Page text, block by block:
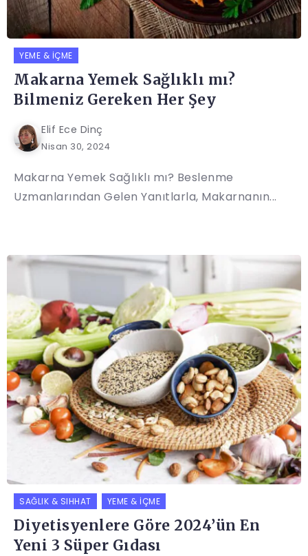
YEME & İÇME
Makarna Yemek Sağlıklı mı?
Bilmeniz Gereken Her Şey
Elif Ece Dinç
Nisan 30, 2024
Makarna Yemek Sağlıklı mı? Beslenme
Uzmanlarından Gelen Yanıtlarla, Makarnanın...
SAĞLIK & SIHHAT YEME & İÇME
Diyetisyenlere Göre 2024’ün En
Yeni 3 Süper Gıdası